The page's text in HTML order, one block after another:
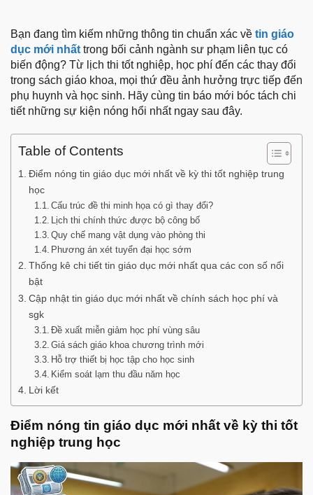
Bạn đang tìm kiếm những thông tin chuẩn xác về tin giáo
dục mới nhất trong bối cảnh ngành sư phạm liên tục có
biến động? Từ lịch thi tốt nghiệp, học phí đến các thay đổi
trong sách giáo khoa, mọi thứ đều ảnh hưởng trực tiếp đến
phụ huynh và học sinh. Hãy cùng tin báo mới bóc tách chi
tiết những sự kiện nóng hổi nhất ngay sau đây.
Table of Contents
Điểm nóng tin giáo dục mới nhất về kỳ thi tốt nghiệp trung
học
Cấu trúc đề thi minh họa có gì thay đổi?
Lịch thi chính thức được bộ công bố
Quy chế mang vật dụng vào phòng thi
Phương án xét tuyển đại học sớm
Thống kê chi tiết tin giáo dục mới nhất qua các con số nổi
bật
Cập nhật tin giáo dục mới nhất về chính sách học phí và
sgk
Đề xuất miễn giảm học phí vùng sâu
Giá sách giáo khoa chương trình mới
Hỗ trợ thiết bị học tập cho học sinh
Kiểm soát lạm thu đầu năm học
Lời kết
Điểm nóng tin giáo dục mới nhất về kỳ thi tốt
nghiệp trung học